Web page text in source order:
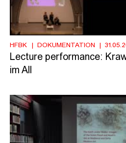
HFBK DOKUMENTATION
Lecture performance:
im All